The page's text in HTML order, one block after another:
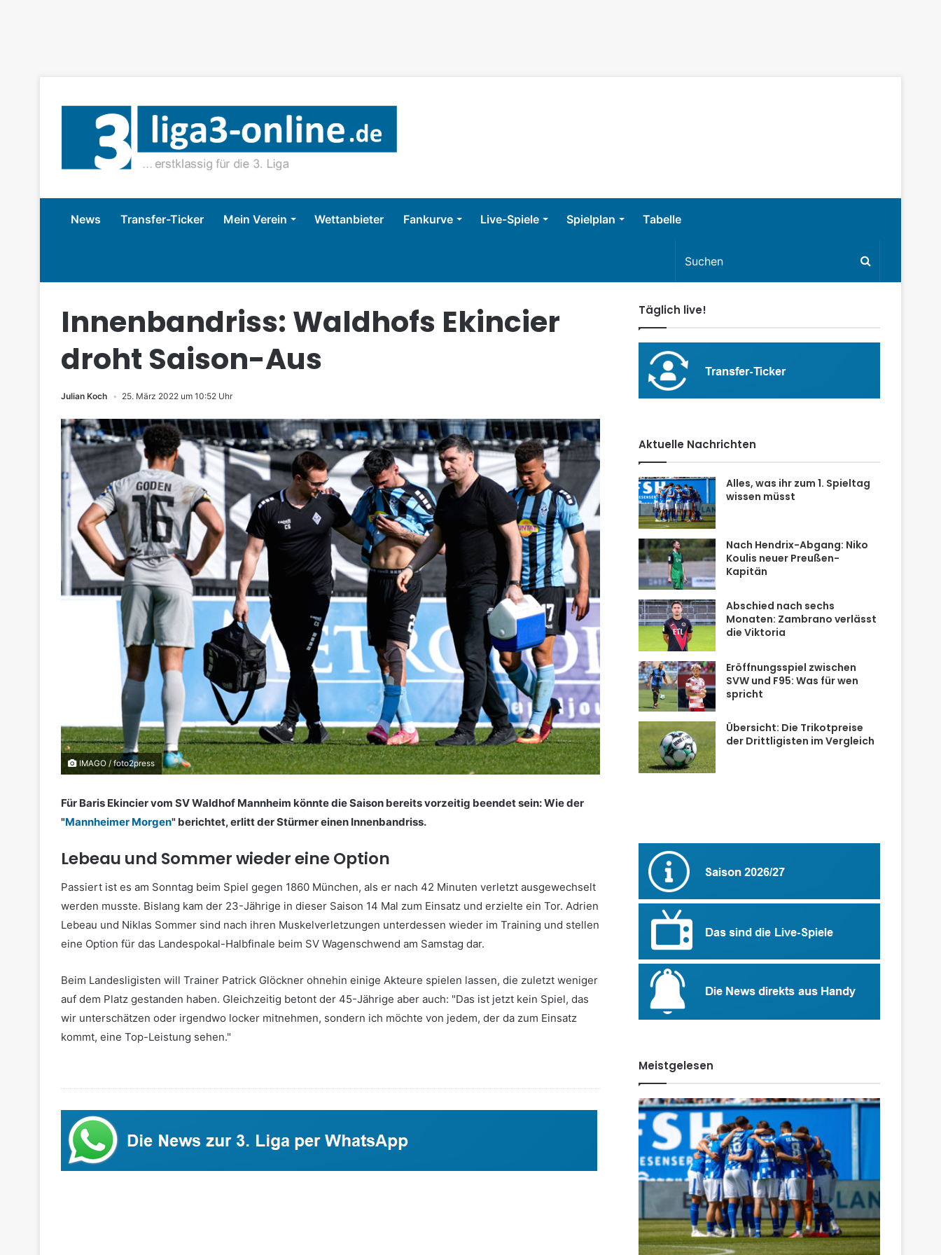
News Transfer-Ticker Mein Verein Wettanbieter Fankurve Live-Spiele Spielplan Tabelle
Innenbandriss: Waldhofs Ekincier
droht Saison-Aus
Julian Koch 25. März 2022 um 10:52 Uhr
IMAGO / foto2press
Für Baris Ekincier vom SV Waldhof Mannheim könnte die Saison bereits vorzeitig beendet sein: Wie der
"Mannheimer Morgen" berichtet, erlitt der Stürmer einen Innenbandriss.
Lebeau und Sommer wieder eine Option
Passiert ist es am Sonntag beim Spiel gegen 1860 München, als er nach 42 Minuten verletzt ausgewechselt
werden musste. Bislang kam der 23-Jährige in dieser Saison 14 Mal zum Einsatz und erzielte ein Tor. Adrien
Lebeau und Niklas Sommer sind nach ihren Muskelverletzungen unterdessen wieder im Training und stellen
eine Option für das Landespokal-Halbfinale beim SV Wagenschwend am Samstag dar.
Beim Landesligisten will Trainer Patrick Glöckner ohnehin einige Akteure spielen lassen, die zuletzt weniger
auf dem Platz gestanden haben. Gleichzeitig betont der 45-Jährige aber auch: "Das ist jetzt kein Spiel, das
wir unterschätzen oder irgendwo locker mitnehmen, sondern ich möchte von jedem, der da zum Einsatz
kommt, eine Top-Leistung sehen."
Täglich live!
Aktuelle Nachrichten
Alles, was ihr zum 1. Spieltag
wissen müsst
Nach Hendrix-Abgang: Niko
Koulis neuer Preußen-
Kapitän
Abschied nach sechs
Monaten: Zambrano verlässt
die Viktoria
Eröffnungsspiel zwischen
SVW und F95: Was für wen
spricht
Übersicht: Die Trikotpreise
der Drittligisten im Vergleich
Meistgelesen